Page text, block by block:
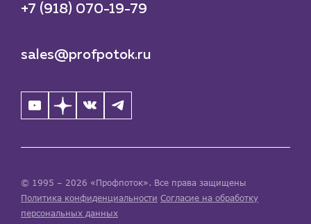
+7 (918) 070-19-79
sales@profpotok.ru
© 1995 – 2026 «Профпоток». Все права защищены
Политика конфиденциальности Согласие на обработку
персональных данных